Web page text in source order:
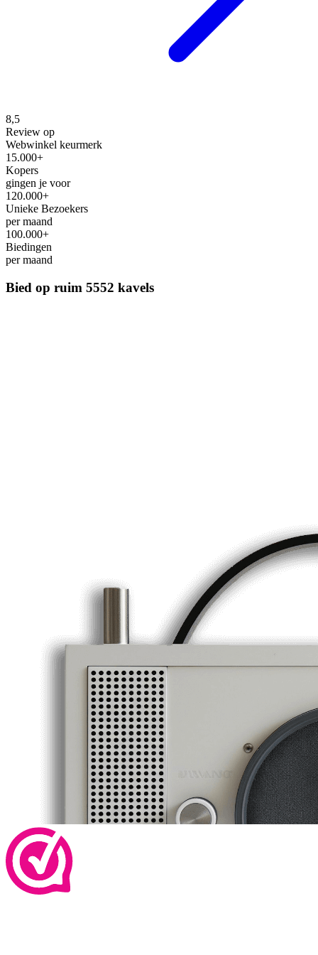
8,5
Review op
Webwinkel keurmerk
15.000+
Kopers
gingen je voor
120.000+
Unieke Bezoekers
per maand
100.000+
Biedingen
per maand
Bied op ruim 5552 kavels